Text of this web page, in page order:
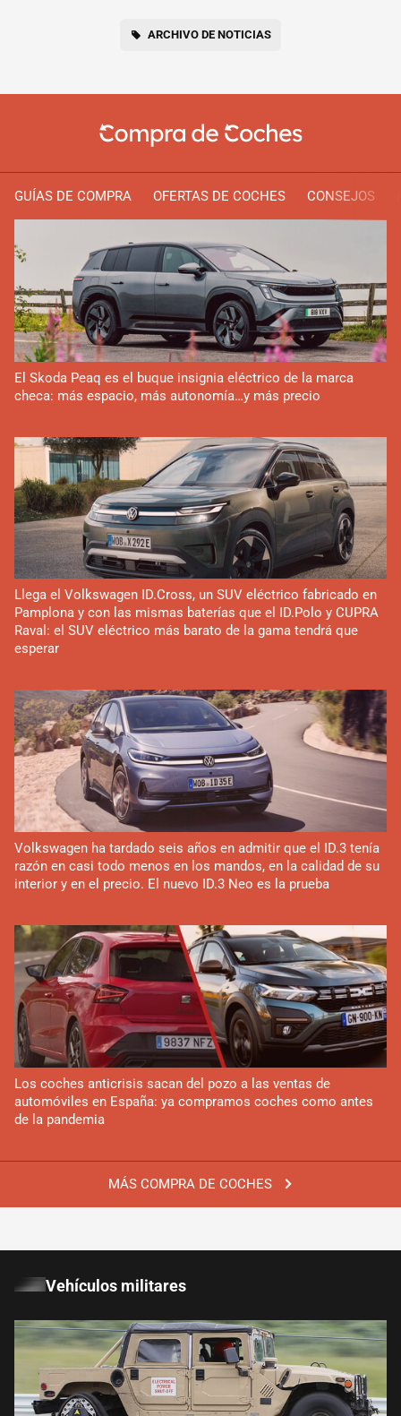
ARCHIVO DE NOTICIAS
GUÍAS DE COMPRA OFERTAS DE COCHES CONSEJOS
MÁS COMPRA DE COCHES
El Skoda Peaq es el buque insignia eléctrico de la marca
checa: más espacio, más autonomía…y más precio
Llega el Volkswagen ID.Cross, un SUV eléctrico fabricado en
Pamplona y con las mismas baterías que el ID.Polo y CUPRA
Raval: el SUV eléctrico más barato de la gama tendrá que
esperar
Volkswagen ha tardado seis años en admitir que el ID.3 tenía
razón en casi todo menos en los mandos, en la calidad de su
interior y en el precio. El nuevo ID.3 Neo es la prueba
Los coches anticrisis sacan del pozo a las ventas de
automóviles en España: ya compramos coches como antes
de la pandemia
Vehículos militares